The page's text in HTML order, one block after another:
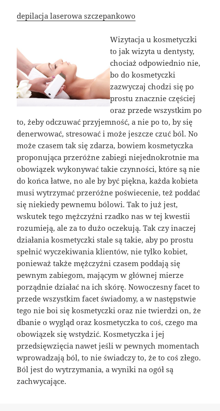
depilacja laserowa szczepankowo
Wizytacja u kosmetyczki
to jak wizyta u dentysty,
chociaż odpowiednio nie,
bo do kosmetyczki
zazwyczaj chodzi się po
prostu znacznie częściej
oraz przede wszystkim po
to, żeby odczuwać przyjemność, a nie po to, by się
denerwować, stresować i może jeszcze czuć ból. No
może czasem tak się zdarza, bowiem kosmetyczka
proponująca przeróżne zabiegi niejednokrotnie ma
obowiązek wykonywać takie czynności, które są nie
do końca łatwe, no ale by być piękna, każda kobieta
musi wytrzymać przeróżne poświecenie, też poddać
się niekiedy pewnemu bólowi. Tak to już jest,
wskutek tego mężczyźni rzadko nas w tej kwestii
rozumieją, ale za to dużo oczekują. Tak czy inaczej
działania kosmetyczki stale są takie, aby po prostu
spełnić wyczekiwania klientów, nie tylko kobiet,
ponieważ także mężczyźni czasem poddają się
pewnym zabiegom, mającym w głównej mierze
porządnie działać na ich skórę. Nowoczesny facet to
przede wszystkim facet świadomy, a w następstwie
tego nie boi się kosmetyczki oraz nie twierdzi on, że
dbanie o wygląd oraz kosmetyczka to coś, czego ma
obowiązek się wstydzić. Kosmetyczka i jej
przedsięwzięcia nawet jeśli w pewnych momentach
wprowadzają ból, to nie świadczy to, że to coś złego.
Ból jest do wytrzymania, a wyniki na ogół są
zachwycające.